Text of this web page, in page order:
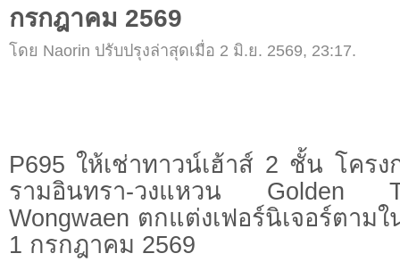
กรกฎาคม 2569
โดย Naorin ปรับปรุงล่าสุดเมื่อ 2 มิ.ย. 2569, 23:17.
P695 ให้เช่าทาวน์เฮ้าส์ 2 ชั้น โคร
รามอินทรา-วงแหวน Golden
Wongwaen ตกแต่งเฟอร์นิเจอร์ตาม
1 กรกฎาคม 2569